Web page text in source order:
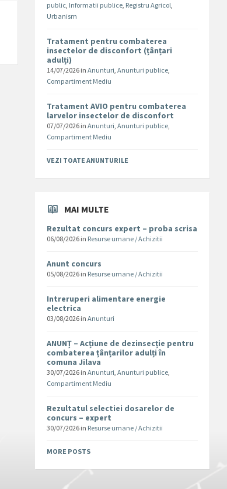
public, Informatii publice, Registru Agricol,
Urbanism
Tratament pentru combaterea
insectelor de disconfort (țânțari
adulți)
14/07/2026 inAnunturi,Anunturi publice,
Compartiment Mediu
Tratament AVIO pentru combaterea
larvelor insectelor de disconfort
07/07/2026 inAnunturi,Anunturi publice,
Compartiment Mediu
VEZI TOATE ANUNTURILE
MAI MULTE
Rezultat concurs expert – proba scrisa
06/08/2026 in Resurse umane / Achizitii
Anunt concurs
05/08/2026 in Resurse umane / Achizitii
Intreruperi alimentare energie
electrica
03/08/2026 inAnunturi
ANUNȚ – Acțiune de dezinsecție pentru
combaterea țânțarilor adulți în
comuna Jilava
30/07/2026 inAnunturi,Anunturi publice,
Compartiment Mediu
Rezultatul selectiei dosarelor de
concurs – expert
30/07/2026 in Resurse umane / Achizitii
MORE POSTS